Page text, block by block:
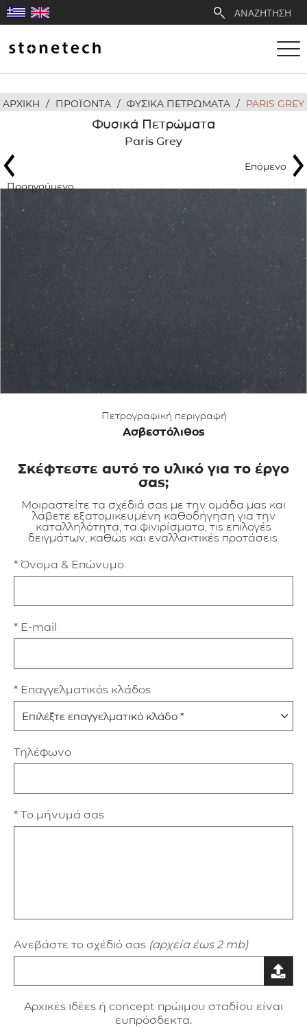
Η ΕΤΑΙΡΕΙΑ
ΛΑΤΟΜΕΙΑ
ΑΝΤΙΠΡΟΣΩΠΕΙΕΣ
ΠΡΟΪΟΝΤΑ
ΕΡΓΑ
ΕΦΑΡΜΟΓΕΣ
ΚΑΤΑΛΟΓΟΣ
ΑΡΧΙΚΗ / ΠΡΟΪΟΝΤΑ / ΦΥΣΙΚΑ ΠΕΤΡΩΜΑΤΑ / PARIS GREY
Φυσικά Πετρώματα
Paris Grey
Προηγούμενο
Επόμενο
Πετρογραφική περιγραφή
Ασβεστόλιθος
Σκέφτεστε αυτό το υλικό για το έργο
σας;
Μοιραστείτε τα σχέδιά σας με την ομάδα μας και
λάβετε εξατομικευμένη καθοδήγηση για την
καταλληλότητα, τα φινιρίσματα, τις επιλογές
δειγμάτων, καθώς και εναλλακτικές προτάσεις.
* Όνομα & Επώνυμο
* E-mail
* Επαγγελματικός κλάδος
Τηλέφωνο
* Το μήνυμά σας
Ανεβάστε το σχέδιό σας (αρχεία έως 2 mb)
Aρxικές ιδέες ή concept πρώιμου σταδίου είναι
ευπρόσδεκτα.